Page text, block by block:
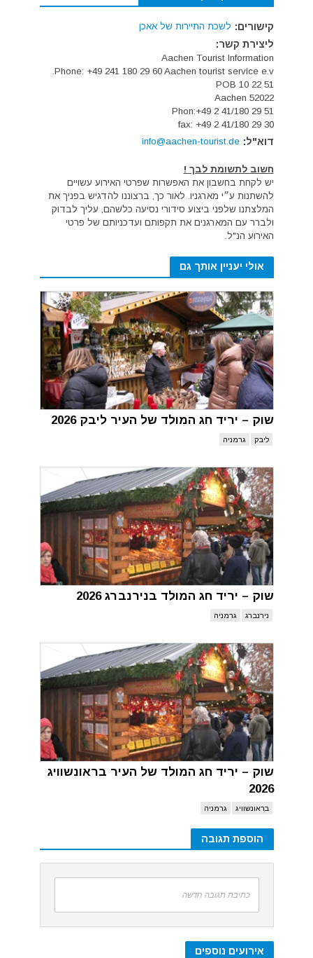
קישורים: לשכת התיירות של אאכן
ליצירת קשר:
Aachen Tourist Information
Phone: +49 241 180 29 60 Aachen tourist service e.v.
POB 10 22 51
52022 Aachen
Phon:+49 2 41/180 29 51
fax: +49 2 41/180 29 30
דוא"ל: info@aachen-tourist.de
חשוב לתשומת לבך !
יש לקחת בחשבון את האפשרות שפרטי האירוע עשויים
להשתנות ע״י מארגניו. לאור כך, ברצוננו להדגיש בפניך את
המלצתנו שלפני ביצוע סידורי נסיעה כלשהם, עליך לבדוק
ולברר עם המארגנים את תקפותם ועדכניותם של פרטי
האירוע הנ"ל.
אולי יעניין אותך גם
שוק – יריד חג המולד של העיר ליבק 2026
ליבק גרמניה
שוק – יריד חג המולד בנירנברג 2026
נירנברג גרמניה
שוק – יריד חג המולד של העיר בראונשוויג
2026
בראונשוויג גרמניה
הוספת תגובה
כתיבת תגובה חדשה
אירועים נוספים